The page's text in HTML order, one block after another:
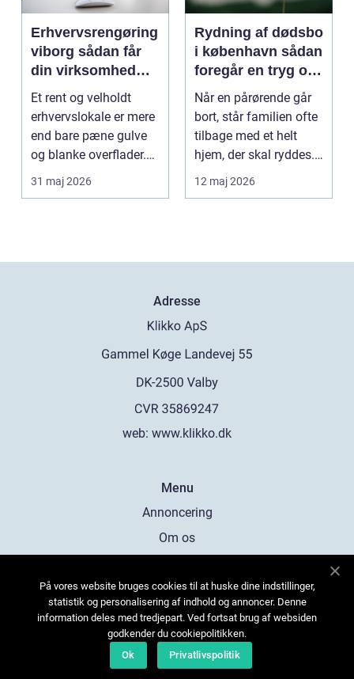
Erhvervsrengøring
viborg sådan får
din virksomhed
mere tid og bedre
arbejdsmiljø
Et rent og velholdt
erhvervslokale er mere
end bare pæne gulve
og blanke overflader.
Rengøringen påv...
31 maj 2026
Rydning af dødsbo
i københavn sådan
foregår en tryg og
effektiv proces
Når en pårørende går
bort, står familien ofte
tilbage med et helt
hjem, der skal ryddes.
Møbler, per...
12 maj 2026
Adresse
web: www.klikko.dk
Menu
Annoncering
Om os
Kontakt os
Sitemap
På vores website bruges cookies til at huske dine indstillinger,
statistik og personalisering af indhold og annoncer. Denne
information deles med tredjepart. Ved fortsat brug af websiden
godkender du cookiepolitikken.
Ok
Privatlivspolitik